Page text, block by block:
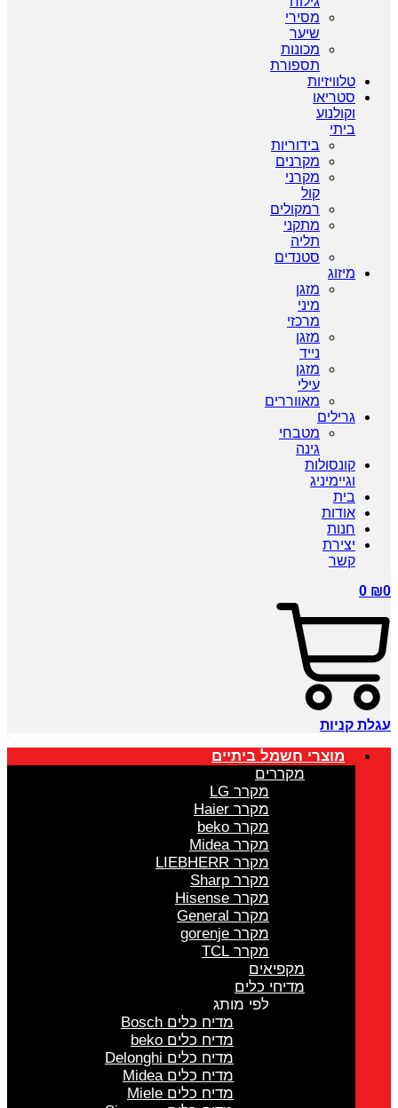
מסירי
שיער
מכונות
תספורת
טלוויזיות
סטריאו
וקולנוע
ביתי
בידוריות
מקרנים
מקרני
קול
רמקולים
מתקני
תליה
סטנדים
מיזוג
מזגן
מיני
מרכזי
מזגן
נייד
מזגן
עילי
מאווררים
גרילים
מטבחי
גינה
קונסולות
וגיימיניג
בית
אודות
חנות
יצירת
קשר
₪0
0
עגלת קניות
מוצרי חשמל ביתיים
מקררים
מקרר LG
מקרר Haier
מקרר beko
מקרר Midea
מקרר LIEBHERR
מקרר Sharp
מקרר Hisense
מקרר General
מקרר gorenje
מקרר TCL
מקפיאים
מדיחי כלים
לפי מותג
מדיח כלים Bosch
מדיח כלים beko
מדיח כלים Delonghi
מדיח כלים Midea
מדיח כלים Miele